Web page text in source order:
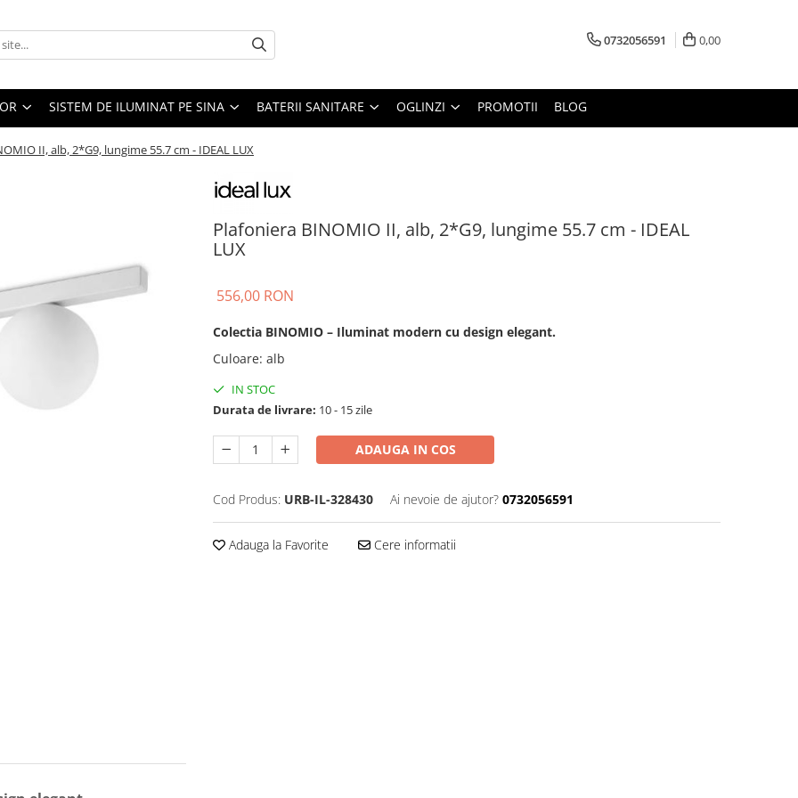
0732056591 0,00
SISTEM DE ILUMINAT PE SINA BATERII SANITARE OGLINZI PROMOTII BLOG
II, alb, 2*G9, lungime 55.7 cm - IDEAL LUX
Plafoniera BINOMIO II, alb, 2*G9, lungime 55.7 cm - IDEAL
LUX
556,00 RON
Colectia BINOMIO – Iluminat modern cu design elegant.
Culoare: alb
IN STOC
Durata de livrare: 10 - 15 zile
ADAUGA IN COS
Cod Produs: URB-IL-328430 Ai nevoie de ajutor? 0732056591
Adauga la Favorite Cere informatii